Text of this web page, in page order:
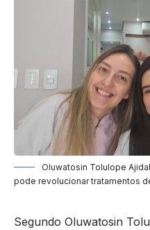
Oluwatosin Tolulope
pode revolucionar tratamentos
Segundo Oluwatosin